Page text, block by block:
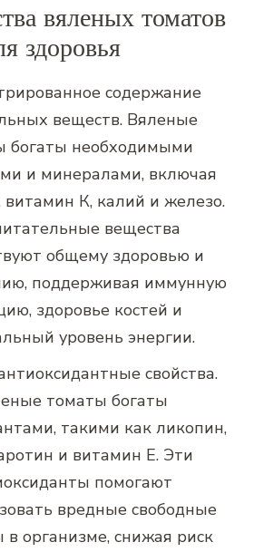
вяленых томатов
здоровья
содержание
веществ. Вяленые
богаты необходимыми
и минералами, включая
К, калий и железо.
вещества
общему здоровью и
поддерживая иммунную
здоровье костей и
уровень энергии.
свойства.
томаты богаты
такими как ликопин,
и витамин Е. Эти
помогают
вредные свободные
в организме, снижая риск